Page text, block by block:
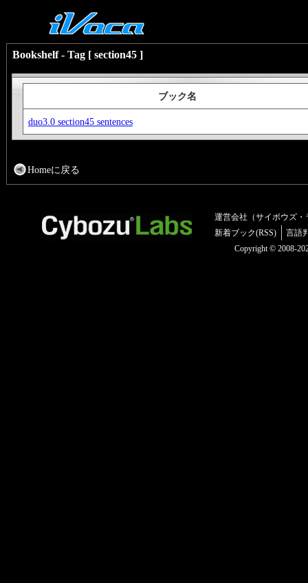
Bookshelf - Tag [ section45 ]
ブック名
duo3.0 section45 sentences
Homeに戻る
運営会社（サイボウズ・
新着ブック(RSS)
言語
Copyright © 2008-